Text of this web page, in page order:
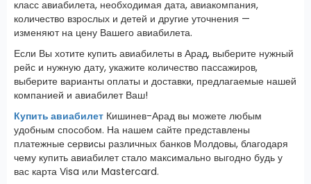
класс авиабилета, необходимая дата, авиакомпания,
количество взрослых и детей и другие уточнения —
изменяют на цену Вашего авиабилета.
Если Вы хотите купить авиабилеты в Арад, выберите нужный
рейс и нужную дату, укажите количество пассажиров,
выберите варианты оплаты и доставки, предлагаемые нашей
компанией и авиабилет Ваш!
Купить авиабилет Кишинев-Арад вы можете любым
удобным способом. На нашем сайте представлены
платежные сервисы различных банков Молдовы, благодаря
чему купить авиабилет стало максимально выгодно будь у
вас карта Visa или Mastercard.